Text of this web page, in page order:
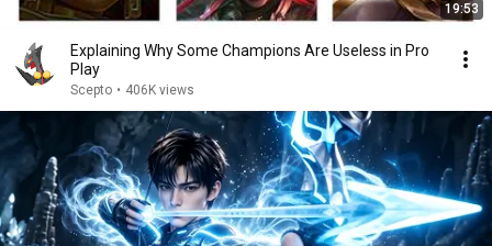
19:53
Explaining Why Some Champions Are Useless in Pro
Play
Scepto • 406K views